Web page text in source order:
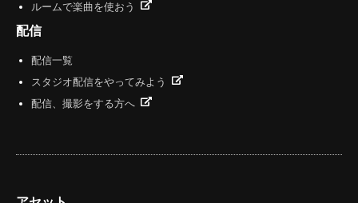
ルームで楽曲を使おう
配信
配信一覧
スタジオ配信をやってみよう
配信、撮影をする方へ